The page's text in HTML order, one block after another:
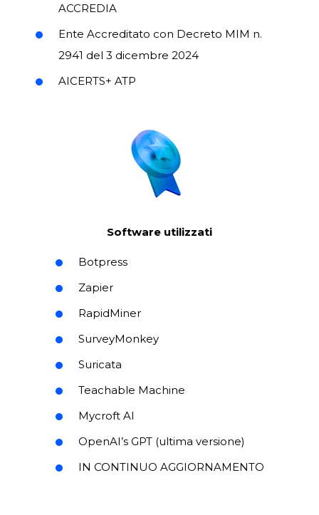
ACCREDIA
Ente Accreditato con Decreto MIM n.
2941 del 3 dicembre 2024
AICERTS+ ATP
Software utilizzati
Botpress
Zapier
RapidMiner
SurveyMonkey
Suricata
Teachable Machine
Mycroft AI
OpenAI’s GPT (ultima versione)
IN CONTINUO AGGIORNAMENTO